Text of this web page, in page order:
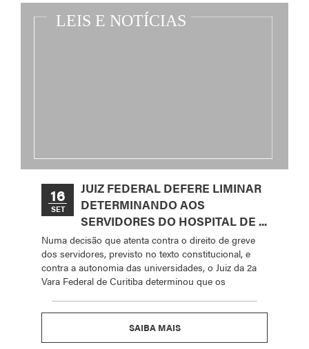
16
SET
JUIZ FEDERAL DEFERE LIMINAR
DETERMINANDO AOS
SERVIDORES DO HOSPITAL DE ...
Numa decisão que atenta contra o direito de greve
dos servidores, previsto no texto constitucional, e
contra a autonomia das universidades, o Juiz da 2a
Vara Federal de Curitiba determinou que os
SAIBA MAIS